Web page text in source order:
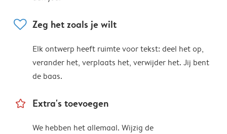
heart Zeg het zoals je wilt
Elk ontwerp heeft ruimte voor tekst: deel het op,
verander het, verplaats het, verwijder het. Jij bent
de baas.
star_outline Extra's toevoegen
We hebben het allemaal. Wijzig de